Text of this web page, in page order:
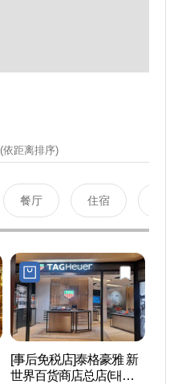
依距离排序)
餐厅 住宿
[事后免税店]泰格豪雅 新
世界百货商店总店(태그